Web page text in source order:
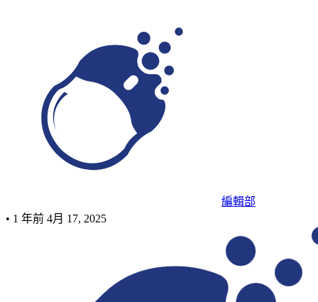
編輯部
• 1 年前 4月 17, 2025